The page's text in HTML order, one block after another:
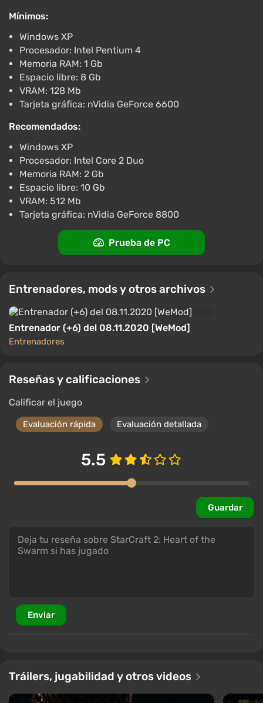
Gamivo
Starcraft II: Heart of the Swarm (DLC)
Battle.net Key UNITED STATES
€46.37
Eneba 1.71 reseña
Starcraft 2 Heart of the Swarm (PC) [Europe]
[Standard]
Wyrel 3.1 103 reseñas
Starcraft 2 Heart of the Swarm (PC) [Global]
[Standard]
-15% con el código promocional happysale
Mínimos:
Windows XP
Procesador: Intel Pentium 4
Memoria RAM: 1 Gb
Espacio libre: 8 Gb
VRAM: 128 Mb
Tarjeta gráfica: nVidia GeForce 6600
Recomendados:
Windows XP
Procesador: Intel Core 2 Duo
Memoria RAM: 2 Gb
Espacio libre: 10 Gb
VRAM: 512 Mb
Tarjeta gráfica: nVidia GeForce 8800
Prueba de PC
Entrenadores, mods y otros archivos
Entrenador (+6) del 08.11.2020 [WeMod]
Entrenadores
Reseñas y calificaciones
Calificar el juego
Evaluación rápida Evaluación detallada
5.5
Guardar
Enviar
Tráilers, jugabilidad y otros videos